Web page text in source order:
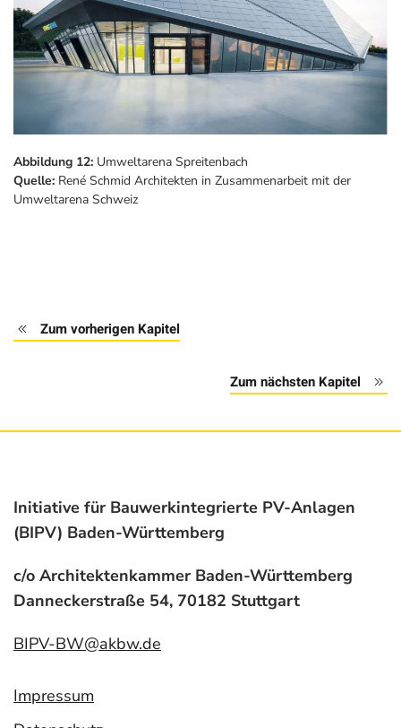
Abbildung 12: Umweltarena Spreitenbach
Quelle: René Schmid Architekten in Zusammenarbeit mit der
Umweltarena Schweiz
Zum vorherigen Kapitel
Zum nächsten Kapitel
Initiative für Bauwerkintegrierte PV-Anlagen
(BIPV) Baden-Württemberg
c/o Architektenkammer Baden-Württemberg
Danneckerstraße 54, 70182 Stuttgart
BIPV-BW@akbw.de
Impressum